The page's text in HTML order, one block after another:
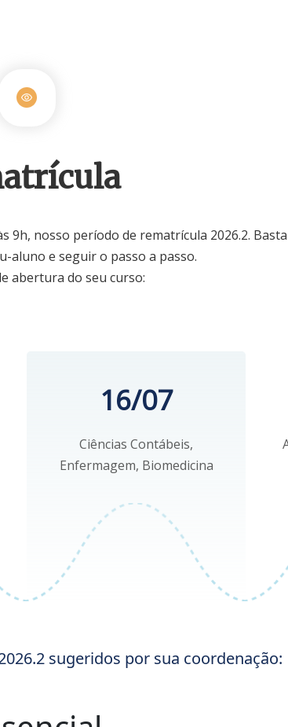
9h, nosso período de rematrícula 2026.2. Basta
aluno e seguir o passo a passo.
abertura do seu curso:
16/07
Ciências Contábeis,
Enfermagem, Biomedicina
sugeridos por sua coordenação: